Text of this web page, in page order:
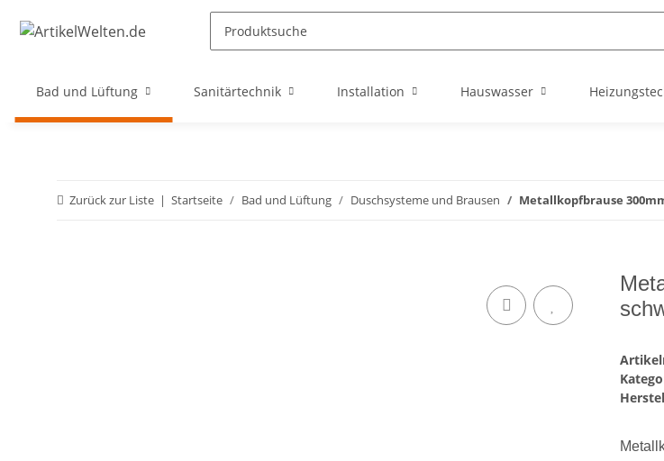
Bad und Lüftung Sanitärtechnik Installation Hauswasser
Zurück zur Liste Startseite Bad und Lüftung Duschsysteme und Brausen Metallkopfbrause